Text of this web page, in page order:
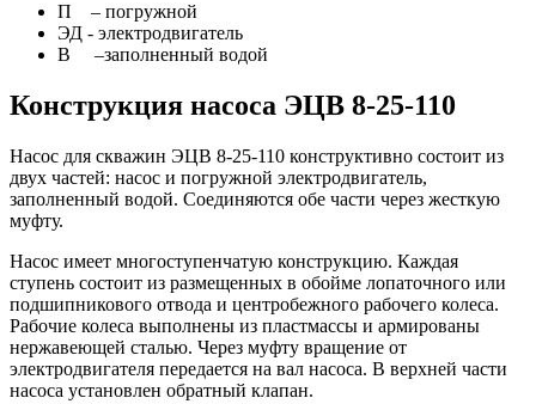
П – погружной
ЭД - электродвигатель
В –заполненный водой
Конструкция насоса ЭЦВ 8-25-110
Насос для скважин ЭЦВ 8-25-110 конструктивно состоит из
двух частей: насос и погружной электродвигатель,
заполненный водой. Соединяются обе части через жесткую
муфту.
Насос имеет многоступенчатую конструкцию. Каждая
ступень состоит из размещенных в обойме лопаточного или
подшипникового отвода и центробежного рабочего колеса.
Рабочие колеса выполнены из пластмассы и армированы
нержавеющей сталью. Через муфту вращение от
электродвигателя передается на вал насоса. В верхней части
насоса установлен обратный клапан.